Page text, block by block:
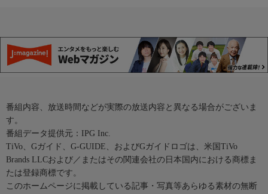
番組内容、放送時間などが実際の放送内容と異なる場合がございま
す。
番組データ提供元：IPG Inc.
TiVo、Gガイド、G-GUIDE、およびGガイドロゴは、米国TiVo
Brands LLCおよび／またはその関連会社の日本国内における商標ま
たは登録商標です。
このホームページに掲載している記事・写真等あらゆる素材の無断